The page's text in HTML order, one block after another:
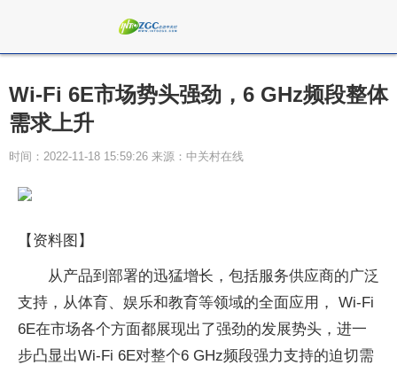
Wi-Fi 6E市场势头强劲，6 GHz频段整体
需求上升
时间：2022-11-18 15:59:26 来源：中关村在线
【资料图】
从产品到部署的迅猛增长，包括服务供应商的广泛
支持，从体育、娱乐和教育等领域的全面应用， Wi-Fi
6E在市场各个方面都展现出了强劲的发展势头，进一
步凸显出Wi-Fi 6E对整个6 GHz频段强力支持的迫切需